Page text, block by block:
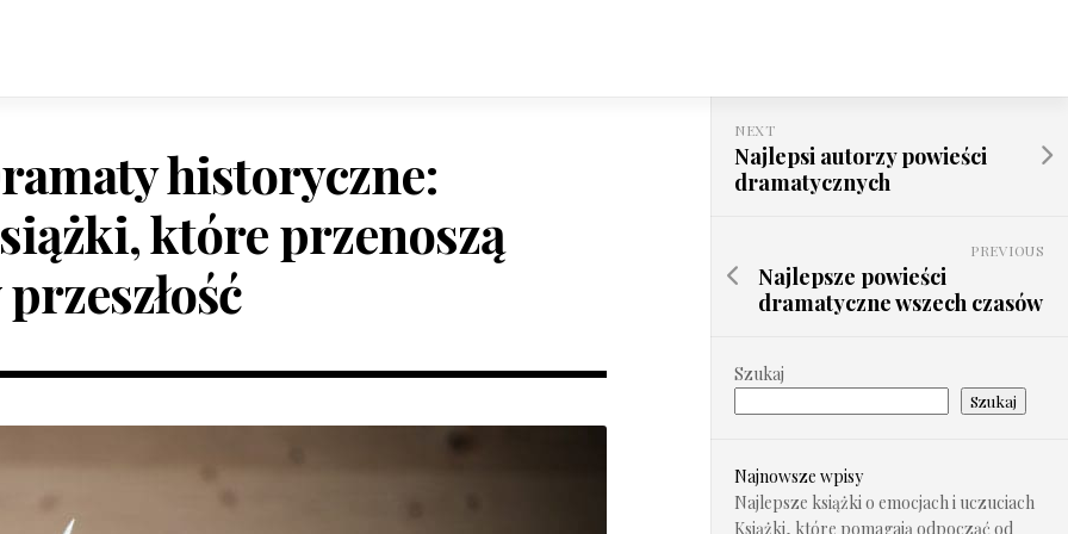
historyczne:
które przenoszą
NEXT
Najlepsi autorzy powieści
dramatycznych
PREVIOUS
Najlepsze powieści
dramatyczne wszech czasów
Szukaj
Szukaj
Najnowsze wpisy
Najlepsze książki o emocjach i uczuciach
Książki, które pomagają odpocząć od